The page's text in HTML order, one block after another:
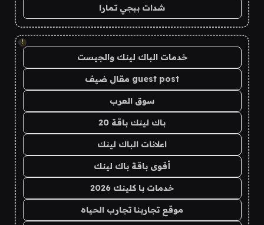
شدات ببجي تمارا
!
خدمات الباك لينك والجيست
guest post مقال ضيف
سوق العرب
باك لينك باقة 20
اعلانات الباك لينك
أقوى باقة باك لينك
خدمات با كلينك 2026
موقع تجاربنا تجارب الحياه